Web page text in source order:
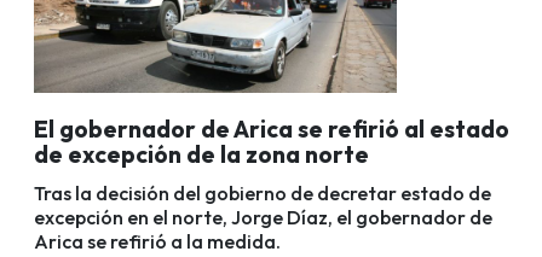
El gobernador de Arica se refirió al estado
de excepción de la zona norte
Tras la decisión del gobierno de decretar estado de
excepción en el norte, Jorge Díaz, el gobernador de
Arica se refirió a la medida.